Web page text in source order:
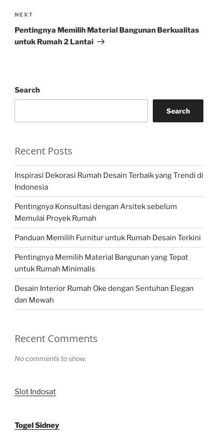
Next
Post
NEXT
Pentingnya Memilih Material Bangunan Berkualitas
untuk Rumah 2 Lantai
Search
Search
Recent Posts
Inspirasi Dekorasi Rumah Desain Terbaik yang Trendi di
Indonesia
Pentingnya Konsultasi dengan Arsitek sebelum
Memulai Proyek Rumah
Panduan Memilih Furnitur untuk Rumah Desain Terkini
Pentingnya Memilih Material Bangunan yang Tepat
untuk Rumah Minimalis
Desain Interior Rumah Oke dengan Sentuhan Elegan
dan Mewah
Recent Comments
No comments to show.
Slot Indosat
Togel Sidney